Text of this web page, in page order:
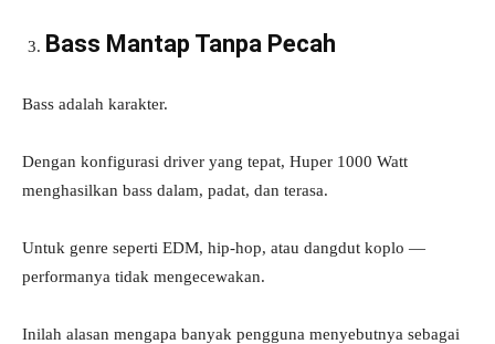
Bass Mantap Tanpa Pecah
Bass adalah karakter.
Dengan konfigurasi driver yang tepat, Huper 1000 Watt
menghasilkan bass dalam, padat, dan terasa.
Untuk genre seperti EDM, hip-hop, atau dangdut koplo —
performanya tidak mengecewakan.
Inilah alasan mengapa banyak pengguna menyebutnya sebagai